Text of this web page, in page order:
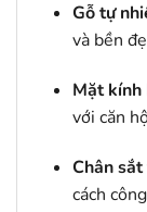
Gỗ tự
và bền
Mặt kính
với căn
Chân
cách